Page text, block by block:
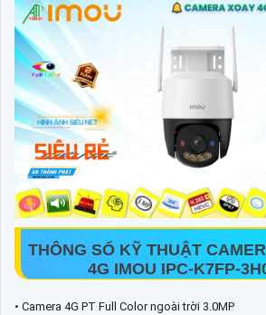
THÔNG SỐ KỸ THUẬT
4G IMOU IPC-K7FP-
• Camera 4G PT Full Color ngoài trời 3.0MP